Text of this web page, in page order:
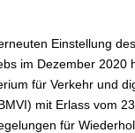
Einstellung des
im Dezember 2020
für Verkehr und
mit Erlass vom
für